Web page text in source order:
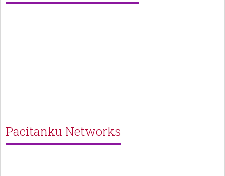
Pacitanku Networks